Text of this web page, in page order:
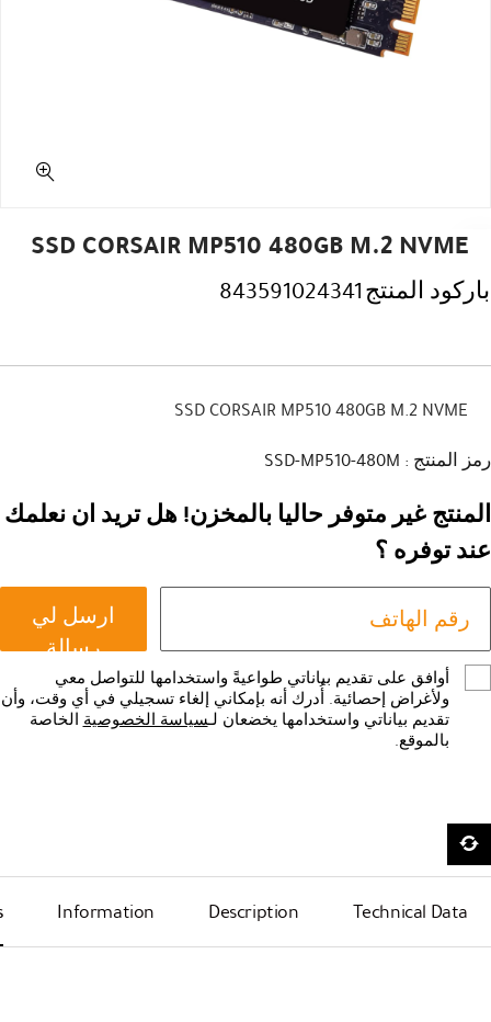
SSD CORSAIR MP510 480GB M.2 NVME
باركود المنتج843591024341
SSD CORSAIR MP510 480GB M.2 NVME
رمز المنتج : SSD-MP510-480M
المنتج غير متوفر حاليا بالمخزن! هل تريد ان نعلمك
عند توفره ؟
ارسل لي
رسالة
أوافق على تقديم بياناتي طواعيةً واستخدامها للتواصل معي
ولأغراض إحصائية. أُدرك أنه بإمكاني إلغاء تسجيلي في أي وقت، وأن
تقديم بياناتي واستخدامها يخضعان لـسياسة الخصوصية الخاصة
بالموقع.
Technical Data
Description
Information